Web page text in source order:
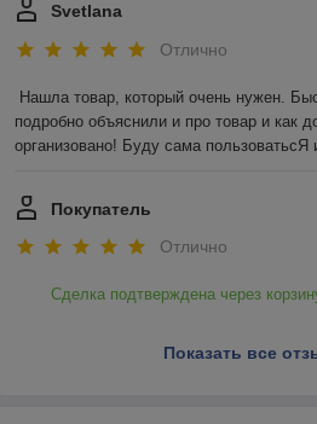
Svetlana
Отлично
Нашла товар, который очень нужен.
подробно объяснили и про товар и как
организовано! Буду сама пользоватьсЯ
Покупатель
Отлично
Сделка подтверждена через
Показать все